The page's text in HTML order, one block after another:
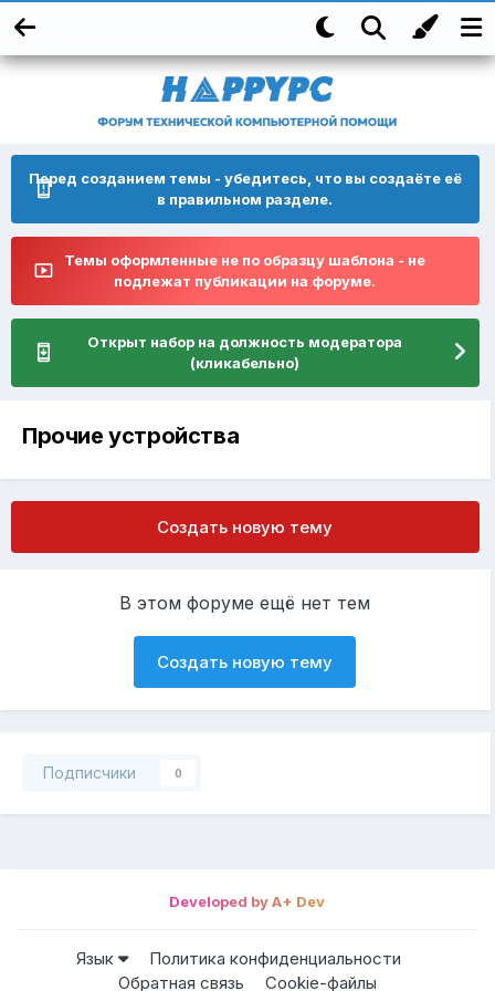
Перед созданием темы - убедитесь, что вы создаёте её
в правильном разделе.
Темы оформленные не по образцу шаблона - не
подлежат публикации на форуме.
Открыт набор на должность модератора
(кликабельно)
Прочие устройства
Создать новую тему
В этом форуме ещё нет тем
Создать новую тему
Подписчики 0
Developed by A+ Dev
Язык
Политика конфиденциальности
Обратная связь
Cookie-файлы